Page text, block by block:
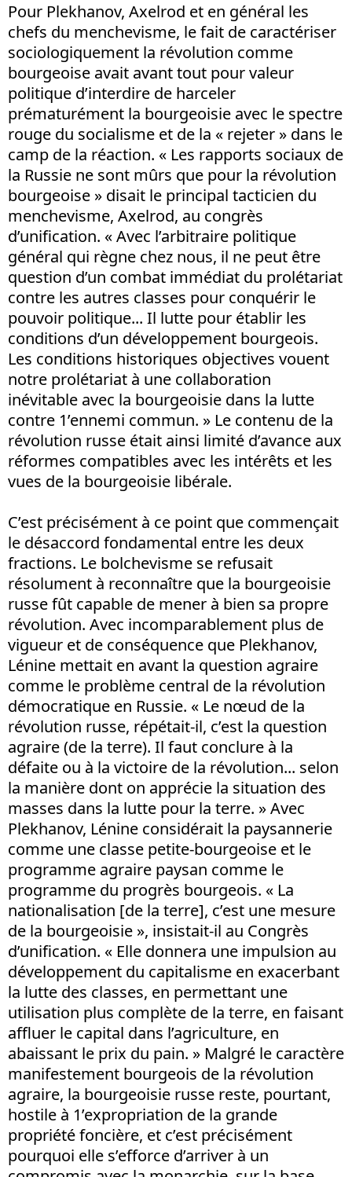
Pour Plekhanov, Axelrod et en général les
chefs du menchevisme, le fait de caractériser
sociologiquement la révolution comme
bourgeoise avait avant tout pour valeur
politique d’interdire de harceler
prématurément la bourgeoisie avec le spectre
rouge du socialisme et de la « rejeter » dans le
camp de la réaction. « Les rapports sociaux de
la Russie ne sont mûrs que pour la révolution
bourgeoise » disait le principal tacticien du
menchevisme, Axelrod, au congrès
d’unification. « Avec l’arbitraire politique
général qui règne chez nous, il ne peut être
question d’un combat immédiat du prolétariat
contre les autres classes pour conquérir le
pouvoir politique... Il lutte pour établir les
conditions d’un développement bourgeois.
Les conditions historiques objectives vouent
notre prolétariat à une collaboration
inévitable avec la bourgeoisie dans la lutte
contre 1’ennemi commun. » Le contenu de la
révolution russe était ainsi limité d’avance aux
réformes compatibles avec les intérêts et les
vues de la bourgeoisie libérale.
C’est précisément à ce point que commençait
le désaccord fondamental entre les deux
fractions. Le bolchevisme se refusait
résolument à reconnaître que la bourgeoisie
russe fût capable de mener à bien sa propre
révolution. Avec incomparablement plus de
vigueur et de conséquence que Plekhanov,
Lénine mettait en avant la question agraire
comme le problème central de la révolution
démocratique en Russie. « Le nœud de la
révolution russe, répétait-il, c’est la question
agraire (de la terre). Il faut conclure à la
défaite ou à la victoire de la révolution... selon
la manière dont on apprécie la situation des
masses dans la lutte pour la terre. » Avec
Plekhanov, Lénine considérait la paysannerie
comme une classe petite-bourgeoise et le
programme agraire paysan comme le
programme du progrès bourgeois. « La
nationalisation [de la terre], c’est une mesure
de la bourgeoisie », insistait-il au Congrès
d’unification. « Elle donnera une impulsion au
développement du capitalisme en exacerbant
la lutte des classes, en permettant une
utilisation plus complète de la terre, en faisant
affluer le capital dans l’agriculture, en
abaissant le prix du pain. » Malgré le caractère
manifestement bourgeois de la révolution
agraire, la bourgeoisie russe reste, pourtant,
hostile à 1’expropriation de la grande
propriété foncière, et c’est précisément
pourquoi elle s’efforce d’arriver à un